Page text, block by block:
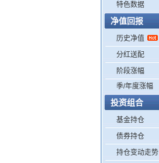
特色数据
净值回报
历史净值
分红送配
阶段涨幅
季/年度涨幅
投资组合
基金持仓
债券持仓
持仓变动走势